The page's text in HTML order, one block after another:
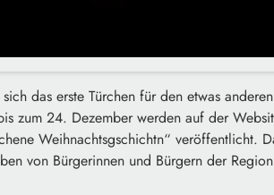
das erste Türchen für den etwas
zum 24. Dezember werden auf der
Weihnachtsgschichtn“ veröffentlicht.
von Bürgerinnen und Bürgern der